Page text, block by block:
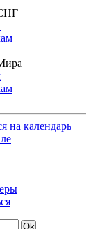
на календарь